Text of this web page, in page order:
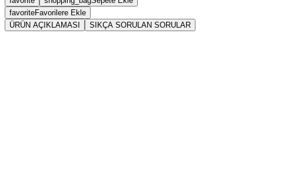
favoriteFavorilere Ekle
ÜRÜN AÇIKLAMASI
SIKÇA SORULAN SORULAR